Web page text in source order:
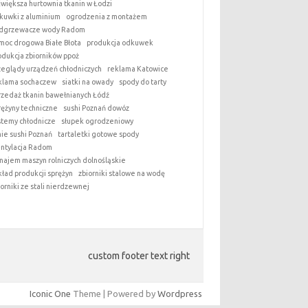
hurtownia tkanin w Łodzi
z aluminium
ogrodzenia z montażem
wody Radom
drogowa Białe Błota
produkcja odkuwek
zbiorników ppoż
urządzeń chłodniczych
reklama Katowice
sochaczew
siatki na owady
spody do tarty
tkanin bawełnianych Łódź
techniczne
sushi Poznań dowóz
chłodnicze
słupek ogrodzeniowy
sushi Poznań
tartaletki gotowe spody
Radom
maszyn rolniczych dolnośląskie
produkcji sprężyn
zbiorniki stalowe na wodę
ze stali nierdzewnej
custom footer text right
Iconic One Theme | Powered by Wordpress